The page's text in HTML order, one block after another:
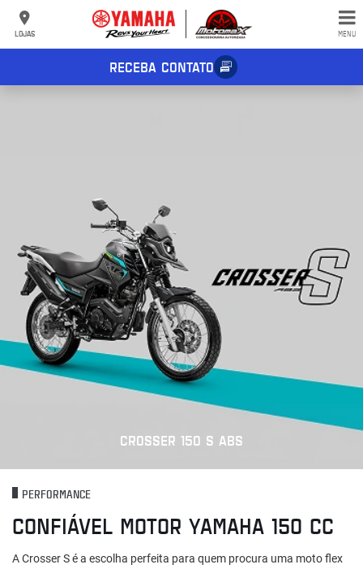
LOJAS MENU
RECEBA CONTATO
CROSSER 150 S ABS
PERFORMANCE
CONFIÁVEL MOTOR YAMAHA 150 CC
A Crosser S é a escolha perfeita para quem procura uma moto flex